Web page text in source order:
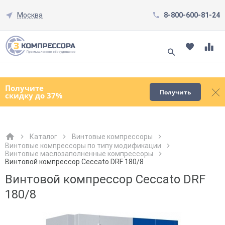
Москва 8-800-600-81-24
Получите
скидку до 37% Получить
Смотреть все товары
Каталог
Винтовые компрессоры
Винтовые компрессоры по типу модификации
Винтовые маслозаполненные компрессоры
Винтовой компрессор Ceccato DRF 180/8
Винтовой компрессор Ceccato DRF
180/8
Как к Вам обращаться?
Как к Вам обращаться?
Город доставки
Как к Вам обращаться?